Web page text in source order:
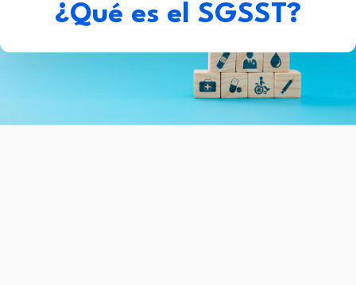
¿Qué es el SGSST?